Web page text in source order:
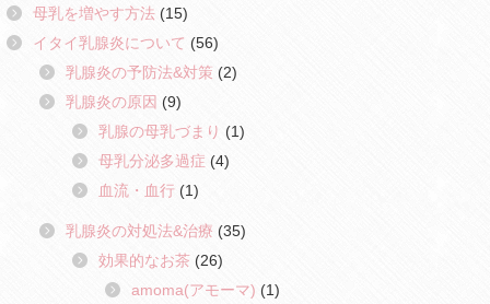
母乳を増やす方法 (15)
イタイ乳腺炎について (56)
乳腺炎の予防法&対策 (2)
乳腺炎の原因 (9)
乳腺の母乳づまり (1)
母乳分泌多過症 (4)
血流・血行 (1)
乳腺炎の対処法&治療 (35)
効果的なお茶 (26)
amoma(アモーマ) (1)